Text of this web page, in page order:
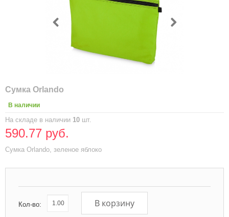
Сумка Orlando
В наличии
На складе в наличии 10 шт.
590.77 руб.
Сумка Orlando, зеленое яблоко
Кол-во: В корзину